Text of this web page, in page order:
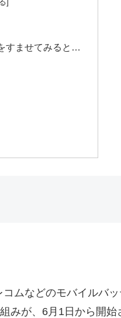
すませてみると…
ムなどのモバイルバ
みが、6月1日から開